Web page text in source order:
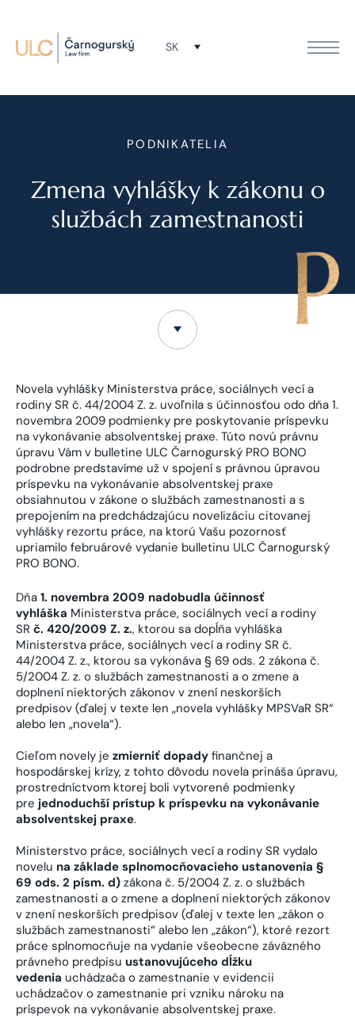
SK
PODNIKATELIA
Zmena vyhlášky k zákonu o
službách zamestnanosti
Novela vyhlášky Ministerstva práce, sociálnych vecí a
rodiny SR č. 44/2004 Z. z. uvoľnila s účinnosťou odo dňa 1.
novembra 2009 podmienky pre poskytovanie príspevku
na vykonávanie absolventskej praxe. Túto novú právnu
úpravu Vám v bulletine ULC Čarnogurský PRO BONO
podrobne predstavíme už v spojení s právnou úpravou
príspevku na vykonávanie absolventskej praxe
obsiahnutou v zákone o službách zamestnanosti a s
prepojením na predchádzajúcu novelizáciu citovanej
vyhlášky rezortu práce, na ktorú Vašu pozornosť
upriamilo februárové vydanie bulletinu ULC Čarnogurský
PRO BONO.
Dňa 1. novembra 2009 nadobudla účinnosť
vyhláška Ministerstva práce, sociálnych vecí a rodiny
SR č. 420/2009 Z. z., ktorou sa dopĺňa vyhláška
Ministerstva práce, sociálnych vecí a rodiny SR č.
44/2004 Z. z., ktorou sa vykonáva § 69 ods. 2 zákona č.
5/2004 Z. z. o službách zamestnanosti a o zmene a
doplnení niektorých zákonov v znení neskorších
predpisov (ďalej v texte len „novela vyhlášky MPSVaR SR“
alebo len „novela“).
Cieľom novely je zmierniť dopady finančnej a
hospodárskej krízy, z tohto dôvodu novela prináša úpravu,
prostredníctvom ktorej boli vytvorené podmienky
pre jednoduchší prístup k príspevku na vykonávanie
absolventskej praxe.
Ministerstvo práce, sociálnych vecí a rodiny SR vydalo
novelu na základe splnomocňovacieho ustanovenia §
69 ods. 2 písm. d) zákona č. 5/2004 Z. z. o službách
zamestnanosti a o zmene a doplnení niektorých zákonov
v znení neskorších predpisov (ďalej v texte len „zákon o
službách zamestnanosti“ alebo len „zákon“), ktoré rezort
práce splnomocňuje na vydanie všeobecne záväzného
právneho predpisu ustanovujúceho dĺžku
vedenia uchádzača o zamestnanie v evidencii
uchádzačov o zamestnanie pri vzniku nároku na
príspevok na vykonávanie absolventskej praxe.